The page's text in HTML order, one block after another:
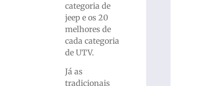
categoria de
jeep e os 20
melhores de
cada categoria
de UTV.
Já as
tradicionais